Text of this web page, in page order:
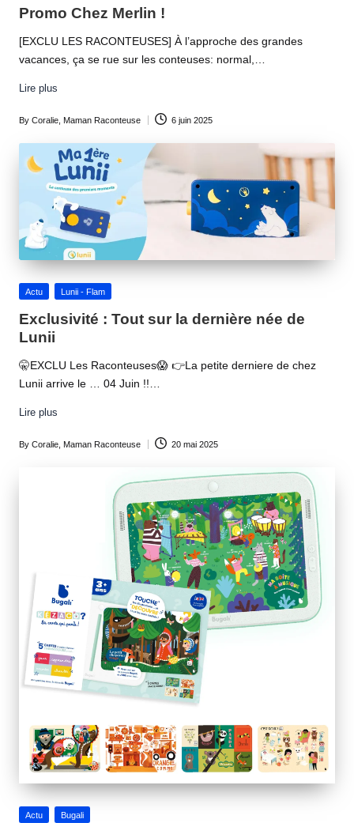
Promo Chez Merlin !
[EXCLU LES RACONTEUSES] À l’approche des grandes
vacances, ça se rue sur les conteuses: normal,…
Lire plus
Posted
by
By Coralie, Maman Raconteuse 6 juin 2025
Posted
Actu Lunii - Flam
Exclusivité : Tout sur la dernière née de
Lunii
🤫EXCLU Les Raconteuses😱 👉La petite derniere de chez
Lunii arrive le … 04 Juin !!…
Lire plus
Posted
By Coralie, Maman Raconteuse 20 mai 2025
Posted
Actu Bugali